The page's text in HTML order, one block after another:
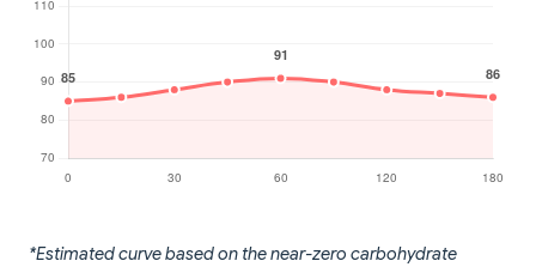
*Estimated curve based on the near-zero carbohydrate